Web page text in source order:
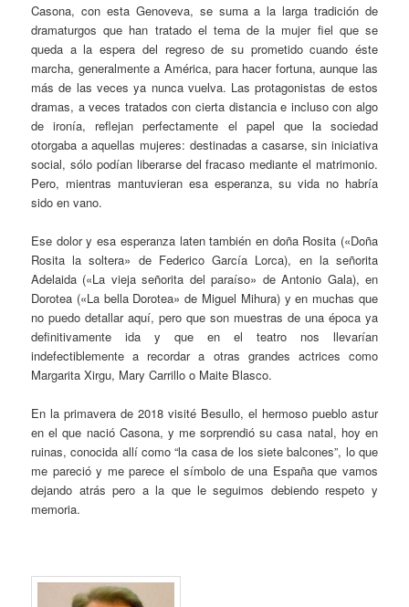
Casona, con esta Genoveva, se suma a la larga tradición de
dramaturgos que han tratado el tema de la mujer fiel que se
queda a la espera del regreso de su prometido cuando éste
marcha, generalmente a América, para hacer fortuna, aunque las
más de las veces ya nunca vuelva. Las protagonistas de estos
dramas, a veces tratados con cierta distancia e incluso con algo
de ironía, reflejan perfectamente el papel que la sociedad
otorgaba a aquellas mujeres: destinadas a casarse, sin iniciativa
social, sólo podían liberarse del fracaso mediante el matrimonio.
Pero, mientras mantuvieran esa esperanza, su vida no habría
sido en vano.
Ese dolor y esa esperanza laten también en doña Rosita («Doña
Rosita la soltera» de Federico García Lorca), en la señorita
Adelaida («La vieja señorita del paraíso» de Antonio Gala), en
Dorotea («La bella Dorotea» de Miguel Mihura) y en muchas que
no puedo detallar aquí, pero que son muestras de una época ya
definitivamente ida y que en el teatro nos llevarían
indefectiblemente a recordar a otras grandes actrices como
Margarita Xirgu, Mary Carrillo o Maite Blasco.
En la primavera de 2018 visité Besullo, el hermoso pueblo astur
en el que nació Casona, y me sorprendió su casa natal, hoy en
ruinas, conocida allí como “la casa de los siete balcones”, lo que
me pareció y me parece el símbolo de una España que vamos
dejando atrás pero a la que le seguimos debiendo respeto y
memoria.